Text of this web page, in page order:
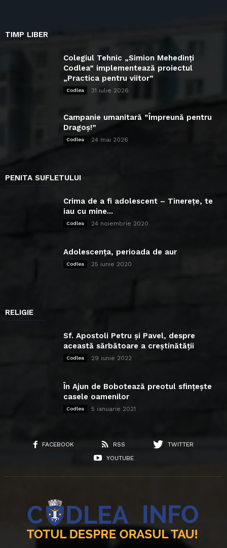
TIMP LIBER
Colegiul Tehnic „Simion Mehedinți
Codlea” implementează proiectul
„Practica pentru viitor”
Codlea 31 iulie 2026
Campanie umanitară ”Împreună pentru
Dragoș!”
Codlea 24 mai 2026
PENITA SUFLETULUI
Crima de a fi adolescent – Tinerețe, te
iau cu mine...
Codlea 24 noiembrie 2020
Adolescența, perioada de aur
Codlea 25 iunie 2020
RELIGIE
Sf. Apostoli Petru și Pavel, despre
această sărbătoare a creștinătății
Codlea 29 iunie 2022
În Ajun de Bobotează preotul sfințește
casele oamenilor
Codlea 5 ianuarie 2021
FACEBOOK RSS
TWITTER
YOUTUBE